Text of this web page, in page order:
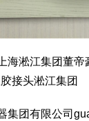
海淞江集团董帝
接头淞江集团
集团有限公司